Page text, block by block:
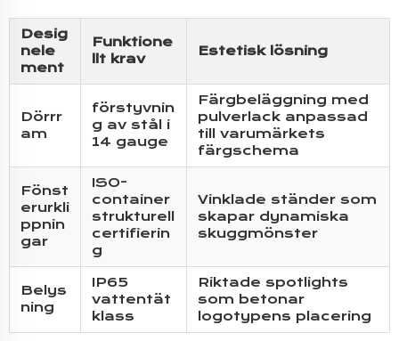
Desig
nele
ment
Funktione
llt krav
Estetisk lösning
Dörrr
am
förstyvnin
g av stål i
14 gauge
Färgbeläggning med
pulverlack anpassad
till varumärkets
färgschema
Fönst
erurkli
ppnin
gar
ISO-
container
strukturell
certifierin
g
Vinklade ständer som
skapar dynamiska
skuggmönster
Belys
ning
IP65
vattentät
klass
Riktade spotlights
som betonar
logotypens placering